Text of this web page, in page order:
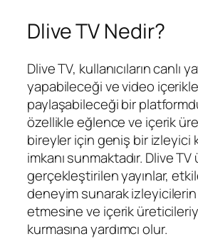
Dlive TV Nedir?
Dlive TV, kullanıcıların canlı
yapabileceği ve video
paylaşabileceği bir
özellikle eğlence ve içerik
bireyler için geniş bir izleyici
imkanı sunmaktadır. Dlive
gerçekleştirilen yayınlar,
deneyim sunarak
etmesine ve içerik
kurmasına yardımcı olur.